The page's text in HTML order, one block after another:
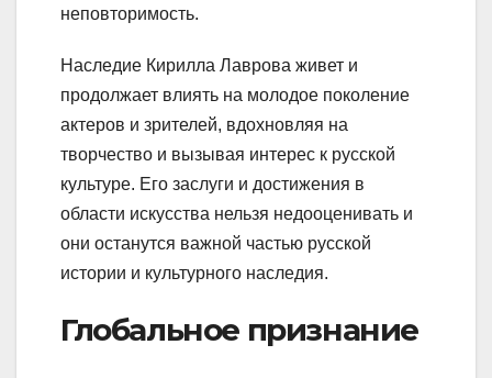
неповторимость.
Наследие Кирилла Лаврова живет и
продолжает влиять на молодое поколение
актеров и зрителей, вдохновляя на
творчество и вызывая интерес к русской
культуре. Его заслуги и достижения в
области искусства нельзя недооценивать и
они останутся важной частью русской
истории и культурного наследия.
Глобальное признание